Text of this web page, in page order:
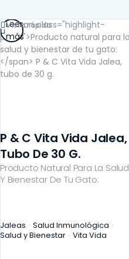
Vista rápida
Producto Natural Para La Salud
Y Bienestar De Tu Gato:
P & C Vita Vida Jalea,
Tubo De 30 G.
Jaleas
Salud Inmunológica
Salud y Bienestar
Vita Vida
Leer
más